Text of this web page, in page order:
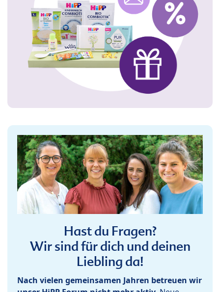
Hast du Fragen?
Wir sind für dich und deinen
Liebling da!
Nach vielen gemeinsamen Jahren betreuen wir